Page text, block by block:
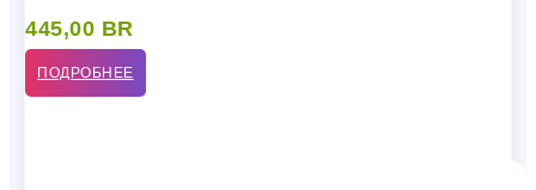
445,00 BR
ПОДРОБНЕЕ